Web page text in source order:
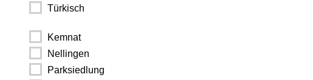
Türkisch
Kemnat
Nellingen
Parksiedlung